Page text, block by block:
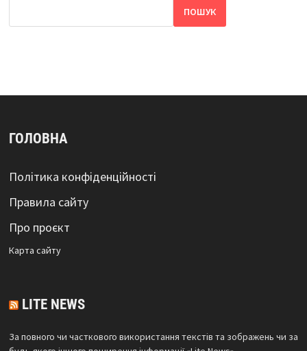
ПОШУК
ГОЛОВНА
Політика конфіденційності
Правила сайту
Про проєкт
Карта сайтy
LITE NEWS
За повного чи часткового використання текстів та зображень чи за